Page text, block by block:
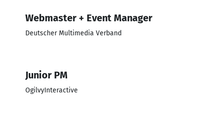
Webmaster + Event Manager
Deutscher Multimedia Verband
Junior PM
OgilvyInteractive